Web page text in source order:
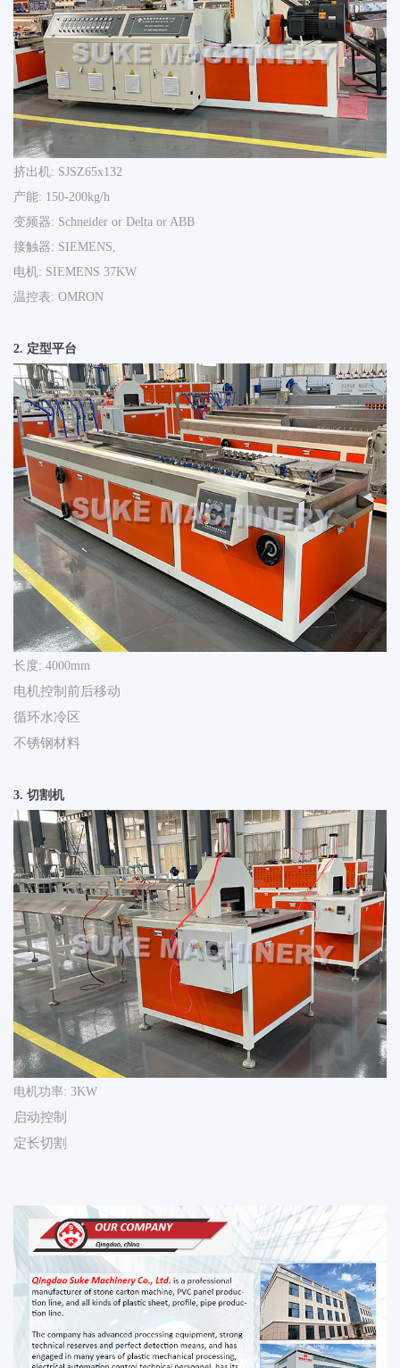
挤出机: SJSZ65x132
产能: 150-200kg/h
变频器: Schneider or Delta or ABB
接触器: SIEMENS,
电机: SIEMENS 37KW
温控表: OMRON
2. 定型平台
长度: 4000mm
电机控制前后移动
循环水冷区
不锈钢材料
3. 切割机
电机功率: 3KW
启动控制
定长切割